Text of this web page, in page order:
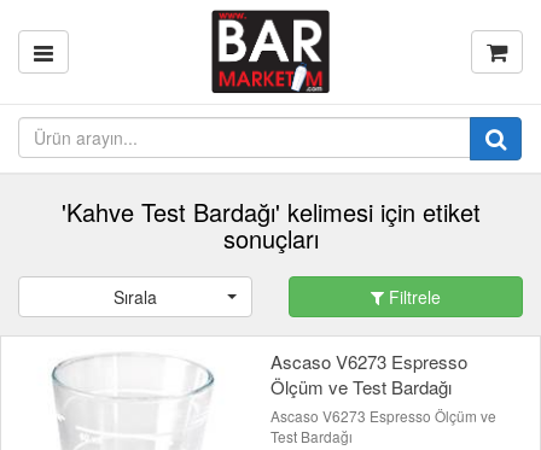
'Kahve Test Bardağı' kelimesi için etiket
sonuçları
Sırala Filtrele
Ascaso V6273 Espresso
Ölçüm ve Test Bardağı
Ascaso V6273 Espresso Ölçüm ve
Test Bardağı